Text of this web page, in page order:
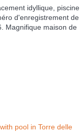
idyllique, piscine
d'enregistrement de
Magnifique maison de